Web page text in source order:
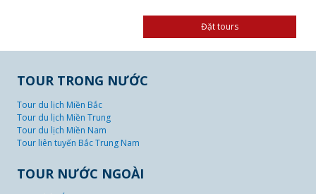
TOUR TRONG NƯỚC
Tour du lịch Miền Bắc
Tour du lịch Miền Trung
Tour du lịch Miền Nam
Tour liên tuyến Bắc Trung Nam
TOUR NƯỚC NGOÀI